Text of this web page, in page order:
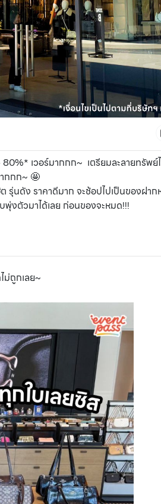
เวอร์มากกก~ เตรียมละลายทรัพย์
กกก~ 🤩
รุ่นดัง ราคาดีมาก จะช้อปไปเป็นของฝาก
งตัวมาได้เลย ก่อนของจะหมด!!!
ม่ถูกเลย~
SHOP SHOP รวมแบรนด์ตัวท็อป ลดสูงสุ